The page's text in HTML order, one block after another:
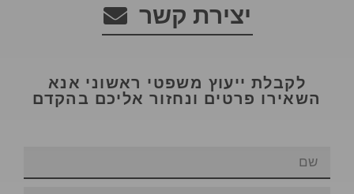
יצירת קשר
לקבלת ייעוץ משפטי ראשוני אנא
השאירו פרטים ונחזור אליכם בהקדם